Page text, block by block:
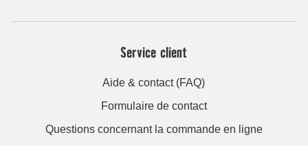
Service client
Aide & contact (FAQ)
Formulaire de contact
Questions concernant la commande en ligne